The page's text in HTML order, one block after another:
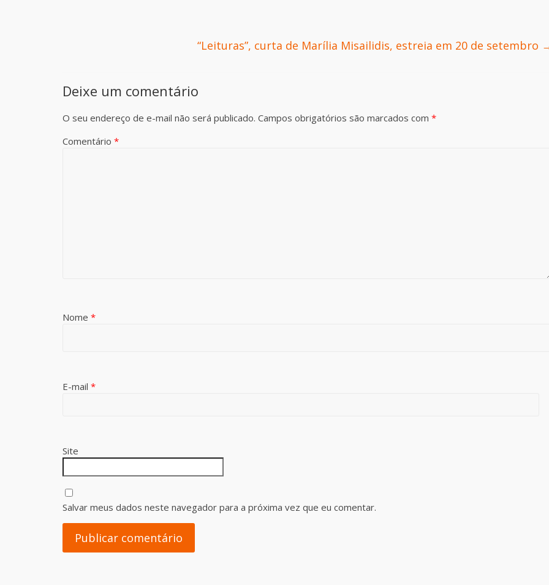
“Leituras”, curta de Marília Misailidis, estreia em 20 de setembro
Deixe um comentário
O seu endereço de e-mail não será publicado. Campos obrigatórios são marcados com *
Comentário *
Nome *
E-mail *
Site
Salvar meus dados neste navegador para a próxima vez que eu comentar.